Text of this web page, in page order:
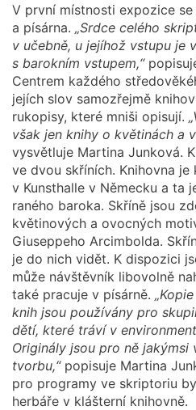
V první místnosti expozice se
a písárna. „Srdce celého
v učebně, u jejíhož vstupu je
s barokním vstupem,“
Centrem každého
jejích slov samozřejmě
rukopisy, které mniši opisují.
však jen knihy o květinách a
vysvětluje Martina Junková.
ve dvou skříních. Knihovna
v Kunsthalle v Německu a ta
raného baroka. Skříně jsou
květinových a ovocných
Giuseppeho Arcimbolda.
je do nich vidět. K dispozici
může návštěvník libovolně
také pracuje v písárně.
knih jsou používány pro
dětí, které tráví v
Originály jsou pro ně
tvorbu,“popisuje Martina
pro programy ve skriptoriu
herbáře v klášterní knihovně.